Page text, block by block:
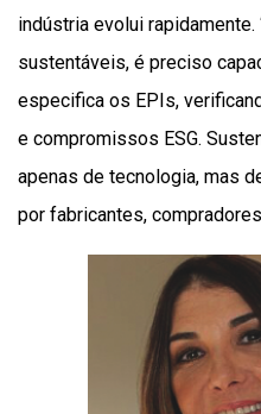
indústria evolui
sustentáveis, é preciso
especifica os EPIs,
e compromissos ESG.
apenas de tecnologia, mas
por fabricantes,